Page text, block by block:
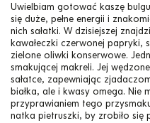
Uwielbiam gotować kaszę
się duże, pełne energii i
nich sałatki. W dzisiejszej
kawałeczki czerwonej papryki,
zielone oliwki konserwowe.
smakującej makreli. Jej
sałatce, zapewniając
białka, ale i kwasy omega. Nie
przyprawianiem tego
natka pietruszki, by zrobiło się